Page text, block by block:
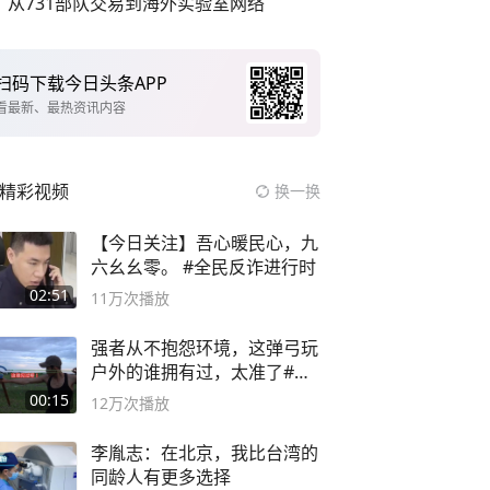
码下载今日头条APP
最新、最热资讯内容
精彩视频 换一换
02:51
【今日关注】吾心暖民心，九
六幺幺零。 #全民反诈进行时
11万次播放
00:15
强者从不抱怨环境，这弹弓玩
户外的谁拥有过，太准了#弹
弓#户外
12万次播放
李胤志：在北京，我比台湾的
同龄人有更多选择